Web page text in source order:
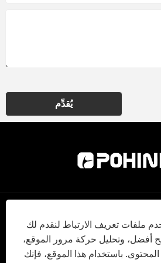
يُقدِّم
ملفات تعريف الارتباط لنقدم لك
أفضل، وتحليل حركة مرور الموقع،
باستخدام هذا الموقع، فإنك